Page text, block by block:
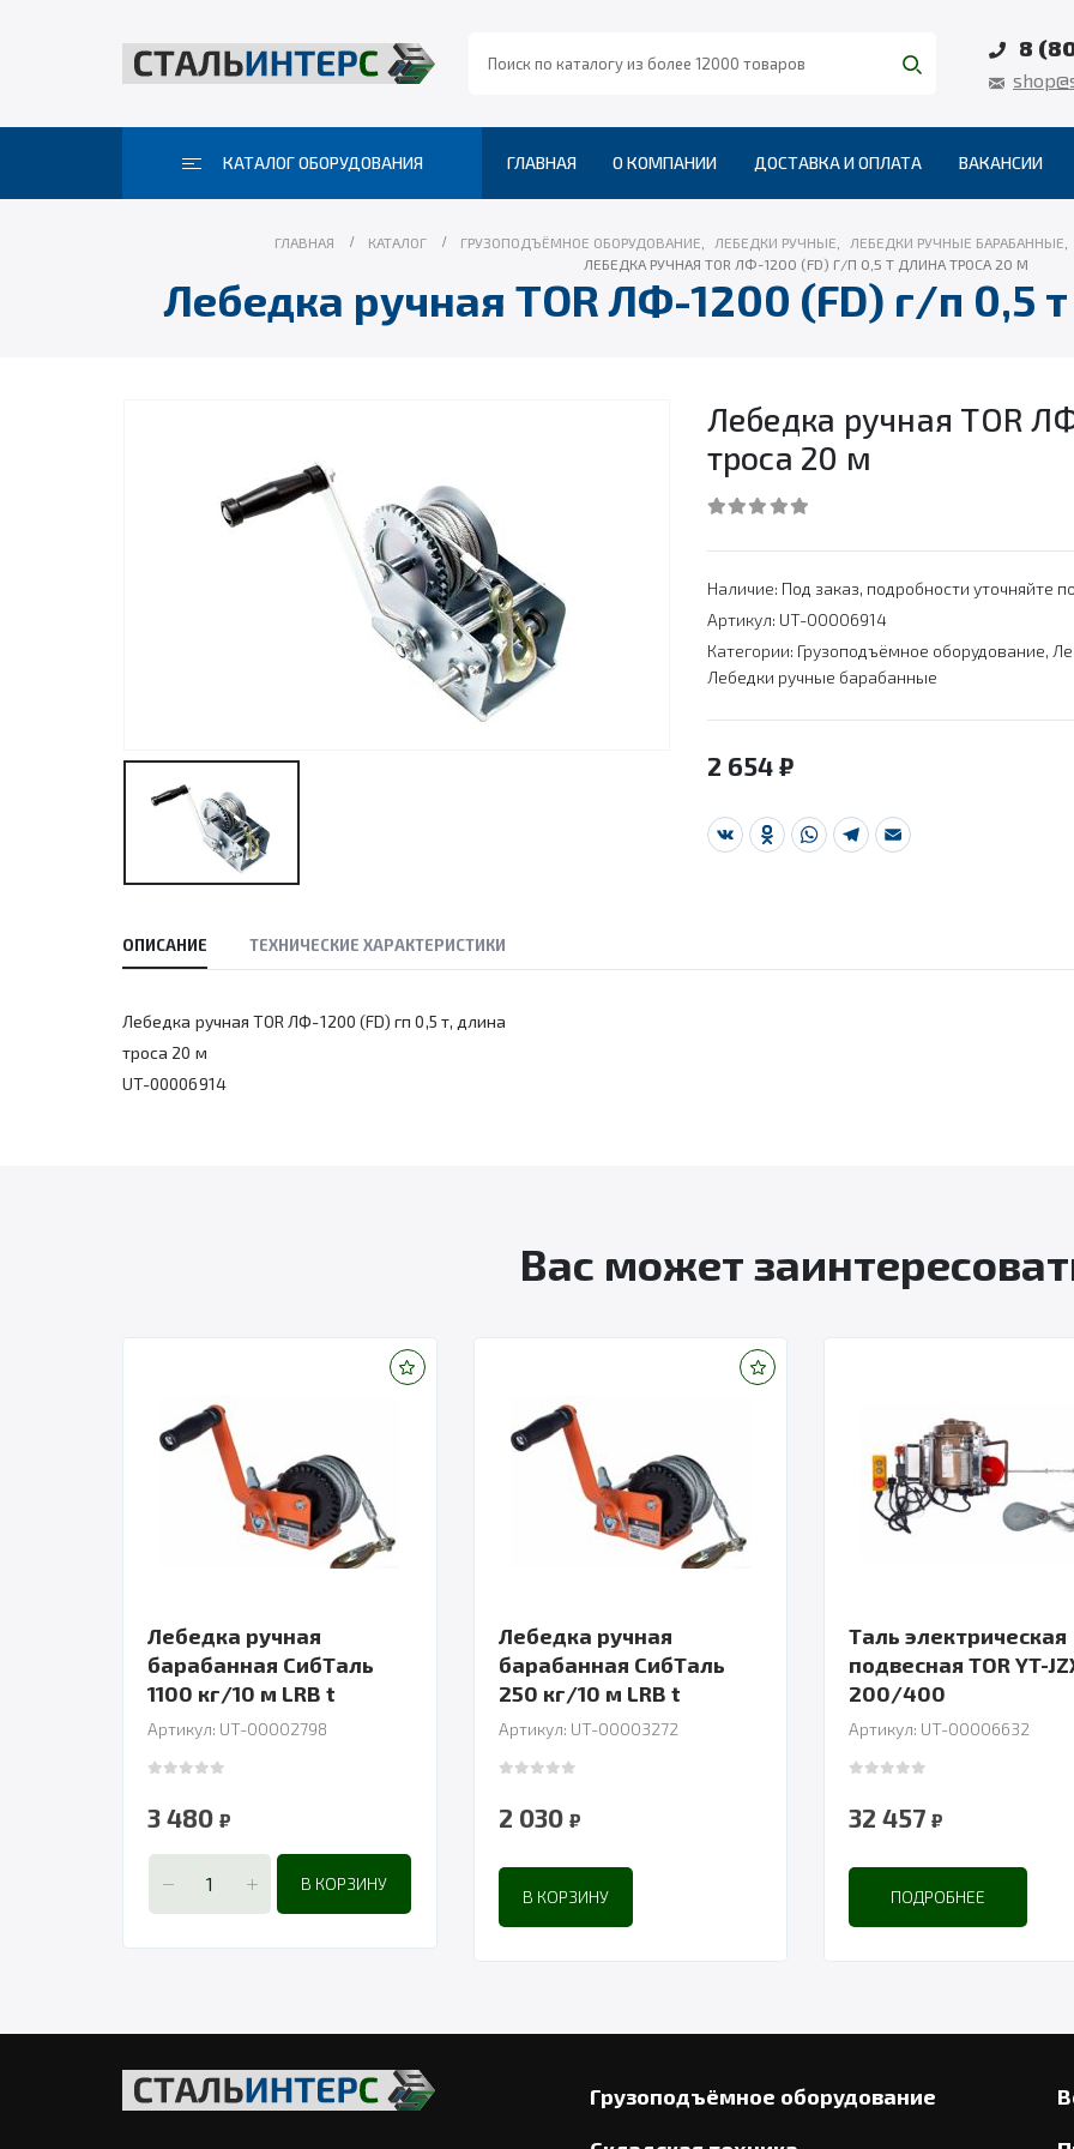
8
КАТАЛОГ ОБОРУДОВАНИЯ ГЛАВНАЯ О КОМПАНИИ ДОСТАВКА И ОПЛАТА ВАКАНСИИ
ГЛАВНАЯ КАТАЛОГ ГРУЗОПОДЪЁМНОЕ ОБОРУДОВАНИЕ ЛЕБЕДКИ РУЧНЫЕ ЛЕБЕДКИ РУЧНЫЕ БАРАБАННЫЕ
ЛЕБЕДКА РУЧНАЯ TOR ЛФ-1200 (FD) Г/П 0,5 Т ДЛИНА ТРОСА 20 М
Лебедка ручная TOR ЛФ-1200 (FD) г/п 0,5
Лебедка ручная TOR
троса 20 м
Наличие: Под заказ, подробности уточняйте
Артикул: UT-00006914
Категории: Грузоподъёмное оборудование,
Лебедки ручные барабанные
2 654 ₽
VK Odnoklassniki
WhatsApp
Telegram
Email
ОПИСАНИЕ ТЕХНИЧЕСКИЕ ХАРАКТЕРИСТИКИ
Лебедка ручная TOR ЛФ-1200 (FD) гп 0,5 т, длина
троса 20 м
UT-00006914
Вас может
Лебедка ручная
барабанная СибТаль
1100 кг/10 м LRB t
Артикул: UT-00002798
3 480 ₽
В КОРЗИНУ
Лебедка ручная
барабанная СибТаль
250 кг/10 м LRB t
Артикул: UT-00003272
2 030 ₽
В КОРЗИНУ
Таль электрическая
подвесная TOR YT-
200/400
Артикул: UT-00006632
32 457 ₽
ПОДРОБНЕЕ
Грузоподъёмное оборудование